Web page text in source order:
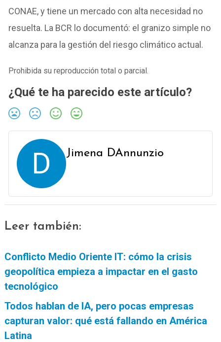
CONAE, y tiene un mercado con alta necesidad no
resuelta. La BCR lo documentó: el granizo simple no
alcanza para la gestión del riesgo climático actual.
Prohibida su reproducción total o parcial.
¿Qué te ha parecido este artículo?
D Jimena DAnnunzio
Leer también:
Conflicto Medio Oriente IT: cómo la crisis
geopolítica empieza a impactar en el gasto
tecnológico
Todos hablan de IA, pero pocas empresas
capturan valor: qué está fallando en América
Latina